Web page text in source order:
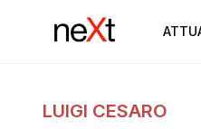
LUIGI CESARO